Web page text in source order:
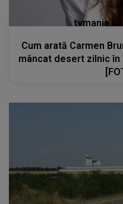
Cum arată Carmen
mâncat desert zilnic în